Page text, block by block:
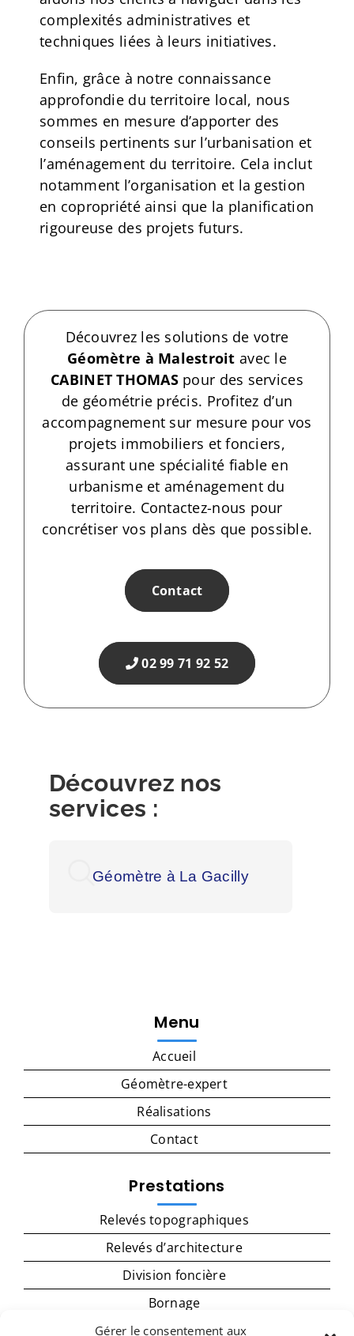
Gérer le consentement aux
complexités administratives et
techniques liées à leurs initiatives.
Enfin, grâce à notre connaissance
approfondie du territoire local, nous
sommes en mesure d’apporter des
conseils pertinents sur l’urbanisation et
l’aménagement du territoire. Cela inclut
notamment l’organisation et la gestion
en copropriété ainsi que la planification
rigoureuse des projets futurs.
Découvrez les solutions de votre
Géomètre à Malestroit avec le
CABINET THOMASpour des services
de géométrie précis. Profitez d’un
accompagnement sur mesure pour vos
projets immobiliers et fonciers,
assurant une spécialité fiable en
urbanisme et aménagement du
territoire. Contactez-nous pour
concrétiser vos plans dès que possible.
Contact
02 99 71 92 52
Découvrez nos
services :
Géomètre à La Gacilly
Menu
Accueil
Géomètre-expert
Réalisations
Contact
Prestations
Relevés topographiques
Relevés d’architecture
Division foncière
Bornage
Permis d’aménager